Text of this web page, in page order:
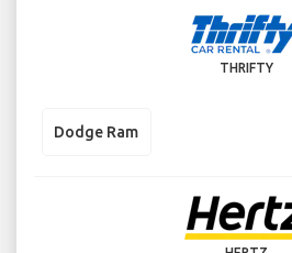
THRIFTY
Dodge Ram